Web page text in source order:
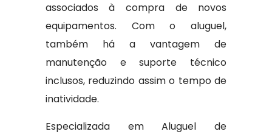
associados à compra de novos
equipamentos. Com o aluguel,
também há a vantagem de
manutenção e suporte técnico
inclusos, reduzindo assim o tempo de
inatividade.
Especializada em Aluguel de